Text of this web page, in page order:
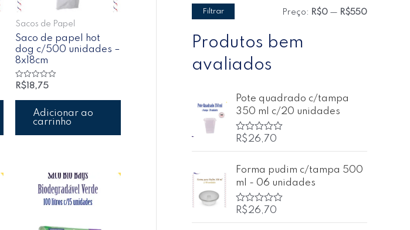
Sacos de Papel
Saco de papel hot
dog c/500 unidades –
8x18cm
Avaliação
de
R$18,75
Adicionar ao
carrinho
Filtrar Preço: R$0 — R$550
Produtos bem
avaliados
Pote quadrado c/tampa
350 ml c/20 unidades
A
l
i
a
ã
o
R$26,70
Forma pudim c/tampa 500
ml - 06 unidades
A
R$26,70